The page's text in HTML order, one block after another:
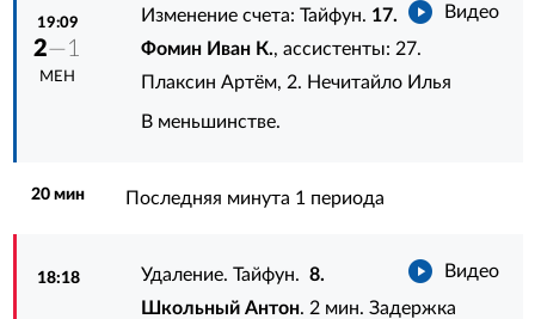
19:09
2—1
МЕН
Видео
Изменение счета: Тайфун. 17.
Фомин Иван К., ассистенты: 27.
Плаксин Артём, 2. Нечитайло Илья
В меньшинстве.
20 мин Последняя минута 1 периода
18:18 Видео
Удаление. Тайфун.8.
Школьный Антон. 2 мин. Задержка